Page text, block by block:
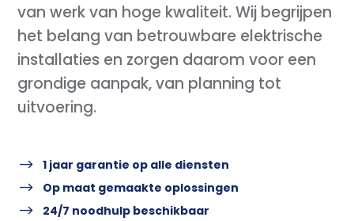
van werk van hoge kwaliteit. Wij begrijpen
het belang van betrouwbare elektrische
installaties en zorgen daarom voor een
grondige aanpak, van planning tot
uitvoering.
$ 1 jaar garantie op alle diensten
$ Op maat gemaakte oplossingen
$ 24/7 noodhulp beschikbaar